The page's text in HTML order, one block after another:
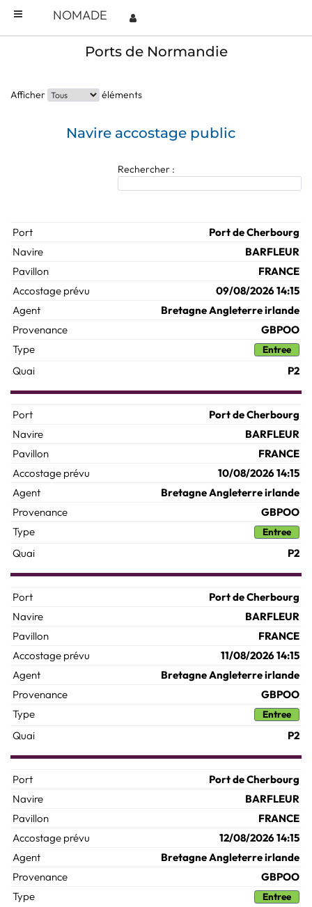
NOMADE
Ports de Normandie
Afficher éléments
Navire accostage public
Rechercher :
Port de Cherbourg
BARFLEUR
FRANCE
09/08/2026 14:15
Bretagne Angleterre irlande
GBPOO
Entree
P2
Port de Cherbourg
BARFLEUR
FRANCE
10/08/2026 14:15
Bretagne Angleterre irlande
GBPOO
Entree
P2
Port de Cherbourg
BARFLEUR
FRANCE
11/08/2026 14:15
Bretagne Angleterre irlande
GBPOO
Entree
P2
Port de Cherbourg
BARFLEUR
FRANCE
12/08/2026 14:15
Bretagne Angleterre irlande
GBPOO
Entree